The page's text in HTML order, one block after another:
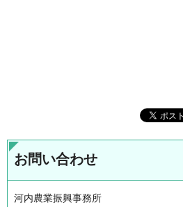
お問い合わせ
河内農業振興事務所